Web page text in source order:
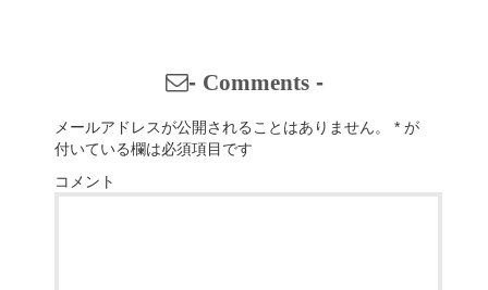
- Comments-
メールアドレスが公開されることはありません。 * が
付いている欄は必須項目です
コメント